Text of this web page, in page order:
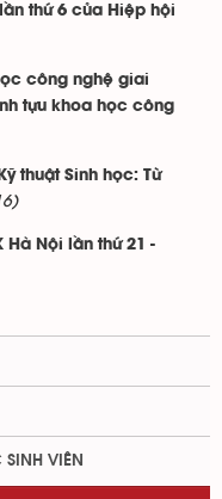
thứ 6 của Hiệp hội
công nghệ giai
tựu khoa học công
thuật Sinh học: Từ
Hà Nội lần thứ 21 -
VIÊN